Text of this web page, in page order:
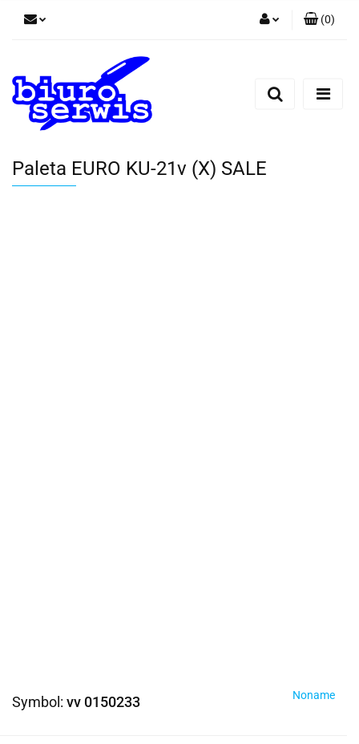
Zarejestruj się
(0)
Paleta EURO KU-21v (X) SALE
Symbol: vv 0150233 Noname